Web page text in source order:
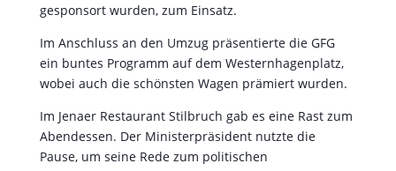
gesponsort wurden, zum Einsatz.
Im Anschluss an den Umzug präsentierte die GFG
ein buntes Programm auf dem Westernhagenplatz,
wobei auch die schönsten Wagen prämiert wurden.
Im Jenaer Restaurant Stilbruch gab es eine Rast zum
Abendessen. Der Ministerpräsident nutzte die
Pause, um seine Rede zum politischen